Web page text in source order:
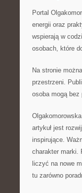
Portal
energii oraz
wspierają w
osobach, które
Na stronie
przestrzeni.
osoba mogą bez
artykuł jest
inspirujące.
charakter marki.
liczyć na nowe
tu zarówno